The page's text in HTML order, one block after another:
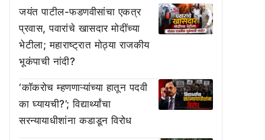
जयंत पाटील-फडणवीसांचा एकत्र
प्रवास, पवारांचे खासदार मोदींच्या
भेटीला; महाराष्ट्रात मोठ्या राजकीय
भूकंपाची नांदी?
‘काॅकरोच म्हणणाऱ्यांच्या हातून पदवी
का घ्यायची?’; विद्यार्थ्यांचा
सरन्यायाधीशांना कडाडून विरोध